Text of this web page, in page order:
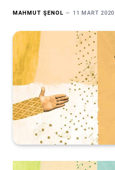
MAHMUT ŞENOL 11 MART 2020